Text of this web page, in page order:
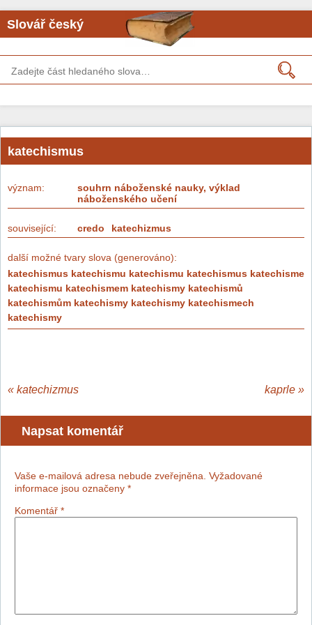
Slovář český
katechismus
význam:
souhrn náboženské nauky, výklad
náboženského učení
související: credo katechizmus
další možné tvary slova (generováno):
katechismus katechismu katechismu katechismus katechisme
katechismu katechismem katechismy katechismů
katechismům katechismy katechismy katechismech
katechismy
« katechizmus kaprle »
Napsat komentář
Vaše e-mailová adresa nebude zveřejněna. Vyžadované
informace jsou označeny *
Komentář *